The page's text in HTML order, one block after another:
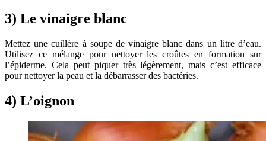
3) Le vinaigre blanc
Mettez une cuillère à soupe de vinaigre blanc dans un litre d’eau.
Utilisez ce mélange pour nettoyer les croûtes en formation sur
l’épiderme. Cela peut piquer très légèrement, mais c’est efficace
pour nettoyer la peau et la débarrasser des bactéries.
4) L’oignon